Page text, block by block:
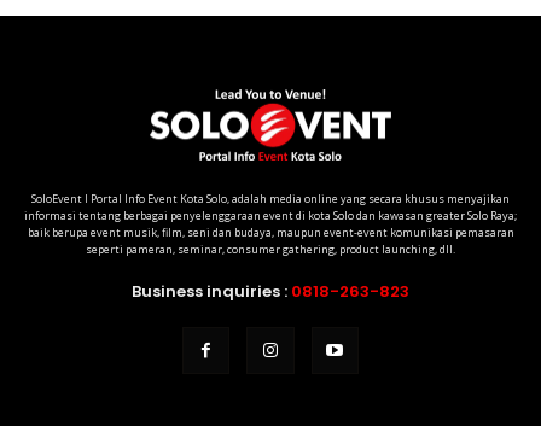
SoloEvent I Portal Info Event Kota Solo, adalah media online yang secara khusus menyajikan
informasi tentang berbagai penyelenggaraan event di kota Solo dan kawasan greater Solo Raya;
baik berupa event musik, film, seni dan budaya, maupun event-event komunikasi pemasaran
seperti pameran, seminar, consumer gathering, product launching, dll.
Business inquiries : 0818-263-823